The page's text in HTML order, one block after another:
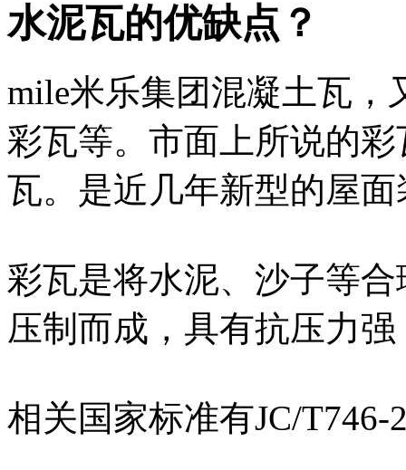
水泥瓦的优缺点？
mile米乐集团混凝土瓦，
彩瓦等。市面上所说的
瓦。是近几年新型的屋
彩瓦是将水泥、沙子等
压制而成，具有抗压力
相关国家标准有JC/T746-